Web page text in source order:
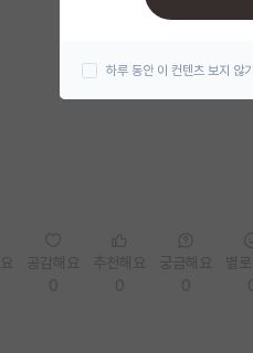
하루 동안 이 컨텐츠 보지 않기